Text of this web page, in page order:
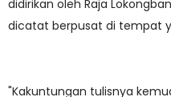
didirikan oleh Raja
dicatat berpusat di tempat
"Kakuntungan tulisnya